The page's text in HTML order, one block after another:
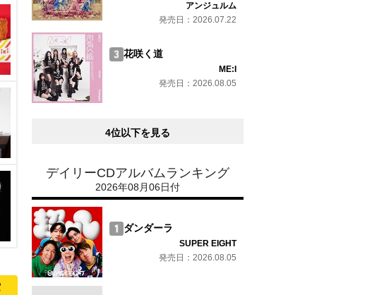
アンジュルム
発売日：2026.07.22
花咲く道
ME:I
発売日：2026.08.05
4位以下を見る
デイリーCDアルバムランキング
2026年08月06日付
ダンダーラ
SUPER EIGHT
発売日：2026.08.05